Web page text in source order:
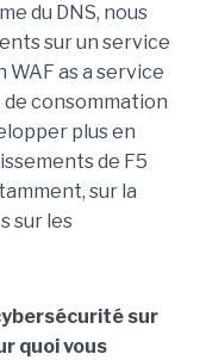
du DNS, nous
sur un service
WAF as a service
consommation
plus en
de F5
sur la
sur les
sur
quoi vous